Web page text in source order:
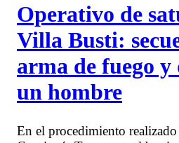
Operativo de
Villa Busti:
arma de fuego y
un hombre
En el procedimiento